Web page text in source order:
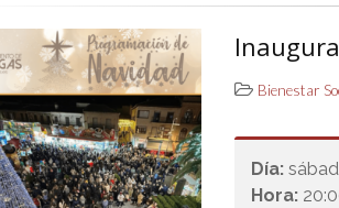
Bienestar
Día:
Hora: